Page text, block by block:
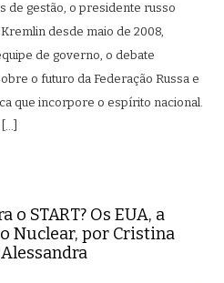
de gestão, o presidente russo
desde maio de 2008,
de governo, o debate
o futuro da Federação Russa e
que incorpore o espírito nacional.
o START? Os EUA, a
Nuclear, por Cristina